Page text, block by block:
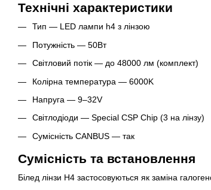
Технічні характеристики
Тип — LED лампи h4 з лінзою
Потужність — 50Вт
Світловий потік — до 48000 лм (комплект)
Колірна температура — 6000K
Напруга — 9–32V
Світлодіоди — Special CSP Chip (3 на лінзу)
Сумісність CANBUS — так
Сумісність та встановлення
Білед лінзи H4 застосовуються як заміна